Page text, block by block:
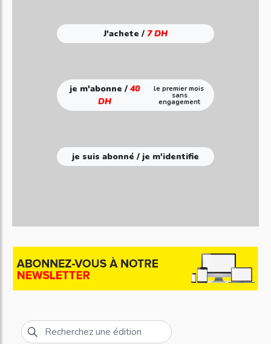
J'achete / 7 DH
je m'abonne /40
DH
le premier mois
sans
engagement
je suis abonné / je m'identifie